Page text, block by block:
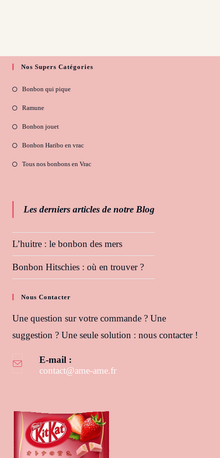
Nos Supers Catégories
Bonbon qui pique
Ramune
Bonbon jouet
Bonbon Haribo en vrac
Tous nos bonbons en Vrac
Les derniers articles de notre Blog
L’huitre : le bonbon des mers
Bonbon Hitschies : où en trouver ?
Nous Contacter
Une question sur votre commande ? Une
suggestion ? Une seule solution : nous contacter !
E-mail :
contact@ame-ame.frS’ouvre dans votre application